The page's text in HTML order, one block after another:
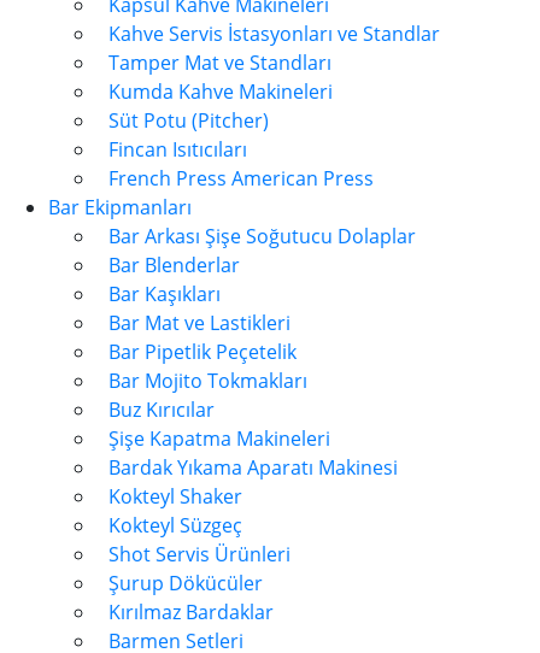
Kahve Servis İstasyonları ve Standlar
Tamper Mat ve Standları
Kumda Kahve Makineleri
Süt Potu (Pitcher)
Fincan Isıtıcıları
French Press American Press
Bar Ekipmanları
Bar Arkası Şişe Soğutucu Dolaplar
Bar Blenderlar
Bar Kaşıkları
Bar Mat ve Lastikleri
Bar Pipetlik Peçetelik
Bar Mojito Tokmakları
Buz Kırıcılar
Şişe Kapatma Makineleri
Bardak Yıkama Aparatı Makinesi
Kokteyl Shaker
Kokteyl Süzgeç
Shot Servis Ürünleri
Şurup Dökücüler
Kırılmaz Bardaklar
Barmen Setleri